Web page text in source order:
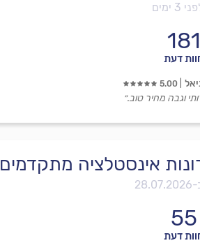
181
דעת
5.00
וגבה מחיר טוב.״
אינסטלציה מתקדמים
28.07.2026
55
דעת